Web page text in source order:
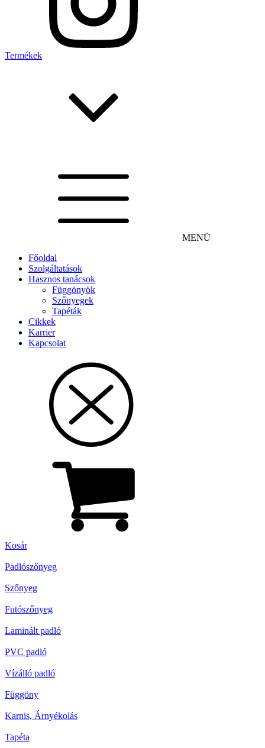
Termékek
MENÜ
Főoldal
Szolgáltatások
Hasznos tanácsok
Függönyök
Szőnyegek
Tapéták
Cikkek
Karrier
Kapcsolat
Kosár
Padlószőnyeg
Szőnyeg
Futószőnyeg
Laminált padló
PVC padló
Vízálló padló
Függöny
Karnis, Árnyékolás
Tapéta